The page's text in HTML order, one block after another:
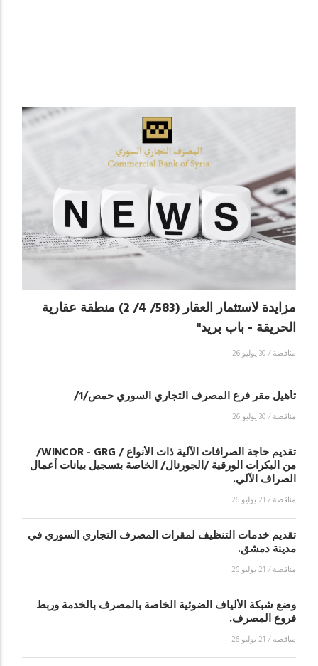
مزايدة لاستثمار العقار (583/ 4/ 2) منطقة عقارية
الحريقة - باب بريد"
مناقصة/30 يوليو 26
تأهيل مقر فرع المصرف التجاري السوري حمص/1/
مناقصة/30 يوليو 26
تقديم حاجة الصرافات الآلية ذات الأنواع / WINCOR - GRG/
من البكرات الورقية /الجورنال/ الخاصة بتسجيل بيانات أعمال
الصراف الآلي.
مناقصة/ 21 يوليو 26
تقديم خدمات التنظيف لمقرات المصرف التجاري السوري في
مدينة دمشق.
مناقصة/ 21 يوليو 26
وضع شبكة الألياف الضوئية الخاصة بالمصرف بالخدمة وربط
فروع المصرف.
مناقصة/ 21 يوليو 26